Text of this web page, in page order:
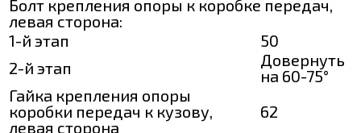
Болт крепления опоры к коробке передач,
левая сторона:
1-й этап
50
2-й этап
Довернуть
на 60-75°
Гайка крепления опоры
коробки передач к кузову,
левая сторона
62